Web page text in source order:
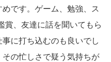
です。ゲーム、勉強、ス
賞、友達に話を聞いてもら
に打ち込むのも良いでし
の忙しさで疑う気持ちが